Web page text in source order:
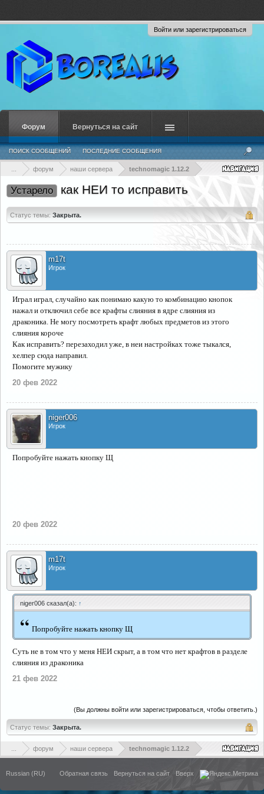
Войти или зарегистрироваться
форум наши сервера technomagic 1.12.2
Устарело как НЕИ то исправить
Статус темы: Закрыта.
m17t
Игрок
Играл играл, случайно как понимаю какую то комбинацию кнопок
нажал и отключил себе все крафты слияния в ядре слияния из
драконика. Не могу посмотреть крафт любых предметов из этого
слияния короче
Как исправить? перезаходил уже, в неи настройках тоже тыкался,
хелпер сюда направил.
Помогите мужику
20 фев 2022
niger006
Игрок
Попробуйте нажать кнопку Щ
20 фев 2022
m17t
Игрок
niger006 сказал(а): ↑
“ Попробуйте нажать кнопку Щ
Суть не в том что у меня НЕИ скрыт, а в том что нет крафтов в разделе
слияния из драконика
21 фев 2022
(Вы должны войти или зарегистрироваться, чтобы ответить.)
Статус темы: Закрыта.
форум наши сервера technomagic 1.12.2
Форум
ПОИСК СООБЩЕНИЙ ПОСЛЕДНИЕ СООБЩЕНИЯ
Вернуться на сайт
Russian (RU) Обратная связь Вернуться на сайт Вверх